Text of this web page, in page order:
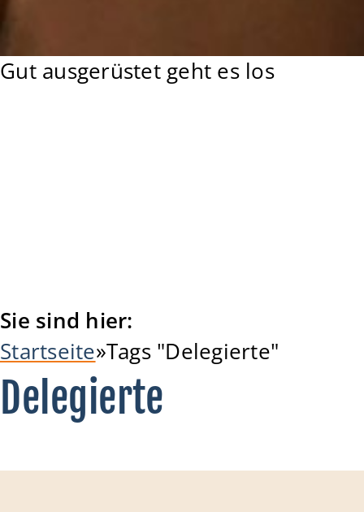
Gut ausgerüstet geht es los
Sie sind hier:
Startseite Tags "Delegierte"
Delegierte